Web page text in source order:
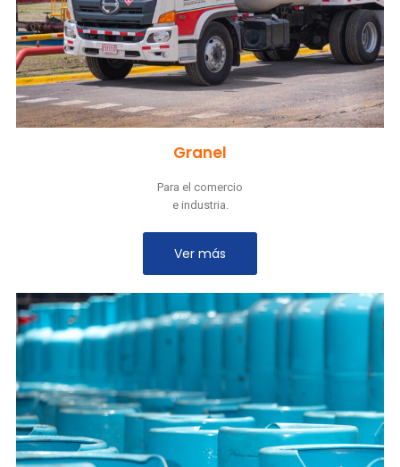
Granel
Para el comercio
e industria.
Ver más